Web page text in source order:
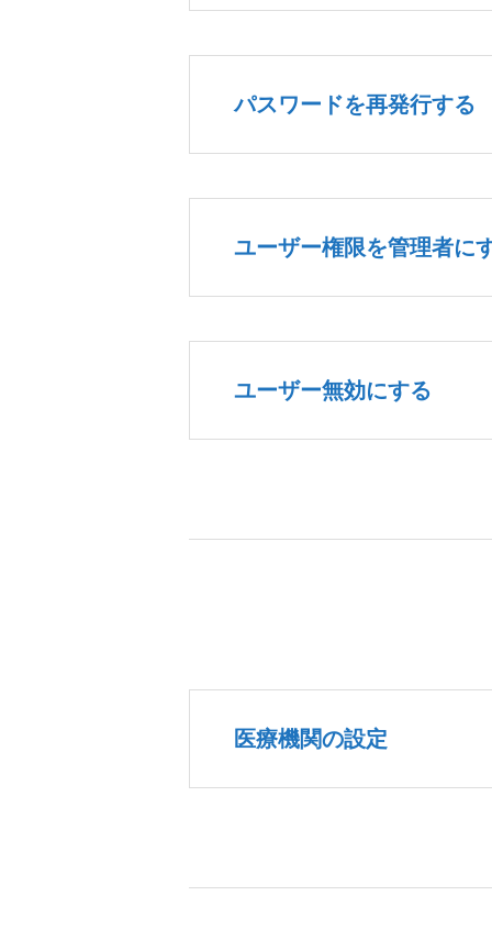
パスワードを再発行する
ユーザー権限を管理者に
ユーザー無効にする
医療機関の設定